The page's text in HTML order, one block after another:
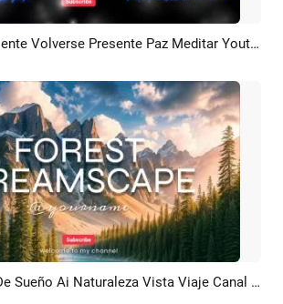
Previsualizar Crear IA Tranquilizar La Mente Volverse Presente Paz Meditar Youtube Introducción Final
Previsualizar Crear IA Bosque Paisaje De Sueño Ai Naturaleza Vista Viaje Canal De Youtube Intro Outro